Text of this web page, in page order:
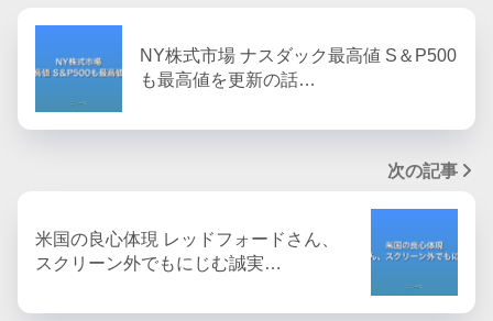
NY株式市場 ナスダック最高値 S＆P500
も最高値を更新の話…
次の記事
米国の良心体現 レッドフォードさん、
スクリーン外でもにじむ誠実…